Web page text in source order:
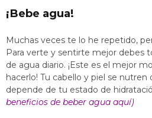
¡Bebe agua!
Muchas veces te lo he repetido,
Para verte y sentirte mejor debes
de agua diario. ¡Este es el mejor
hacerlo! Tu cabello y piel se nutren
depende de tu estado de
beneficios de beber agua aquí)